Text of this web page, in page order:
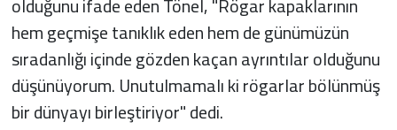
hem geçmişe tanıklık eden hem de günümüzün
sıradanlığı içinde gözden kaçan ayrıntılar olduğunu
düşünüyorum. Unutulmamalı ki rögarlar bölünmüş
bir dünyayı birleştiriyor" dedi.